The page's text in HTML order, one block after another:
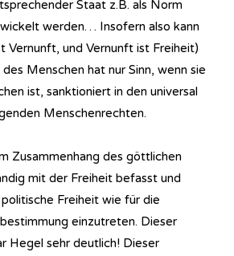
Staat z.B. als Norm
werden… Insofern also kann
Vernunft, und Vernunft ist Freiheit)
Menschen hat nur Sinn, wenn sie
ist, sanktioniert in den universal
Menschenrechten.
Zusammenhang des göttlichen
mit der Freiheit befasst und
Freiheit wie für die
einzutreten. Dieser
Hegel sehr deutlich! Dieser